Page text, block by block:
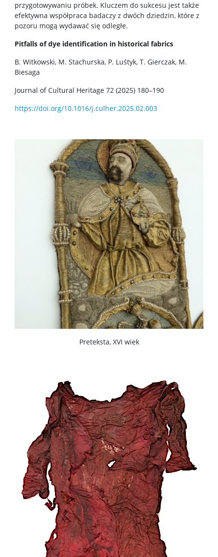
przygotowywaniu próbek. Kluczem do sukcesu jest także
efektywna współpraca badaczy z dwóch dziedzin, które z
pozoru mogą wydawać się odległe.
Pitfalls of dye identification in historical fabrics
B. Witkowski, M. Stachurska, P. Luśtyk, T. Gierczak, M.
Biesaga
Journal of Cultural Heritage 72 (2025) 180–190
https://doi.org/10.1016/j.culher.2025.02.003
Preteksta, XVI wiek